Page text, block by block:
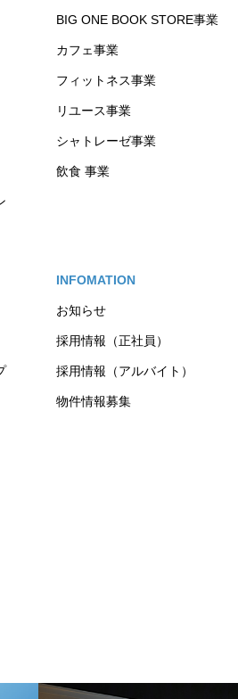
BIG ONE BOOK STORE事業
カフェ事業
フィットネス事業
リユース事業
シャトレーゼ事業
飲食 事業
INFOMATION
お知らせ
採用情報（正社員）
採用情報（アルバイト）
物件情報募集